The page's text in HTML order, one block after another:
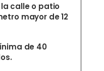
calle o patio
mayor de 12
de 40